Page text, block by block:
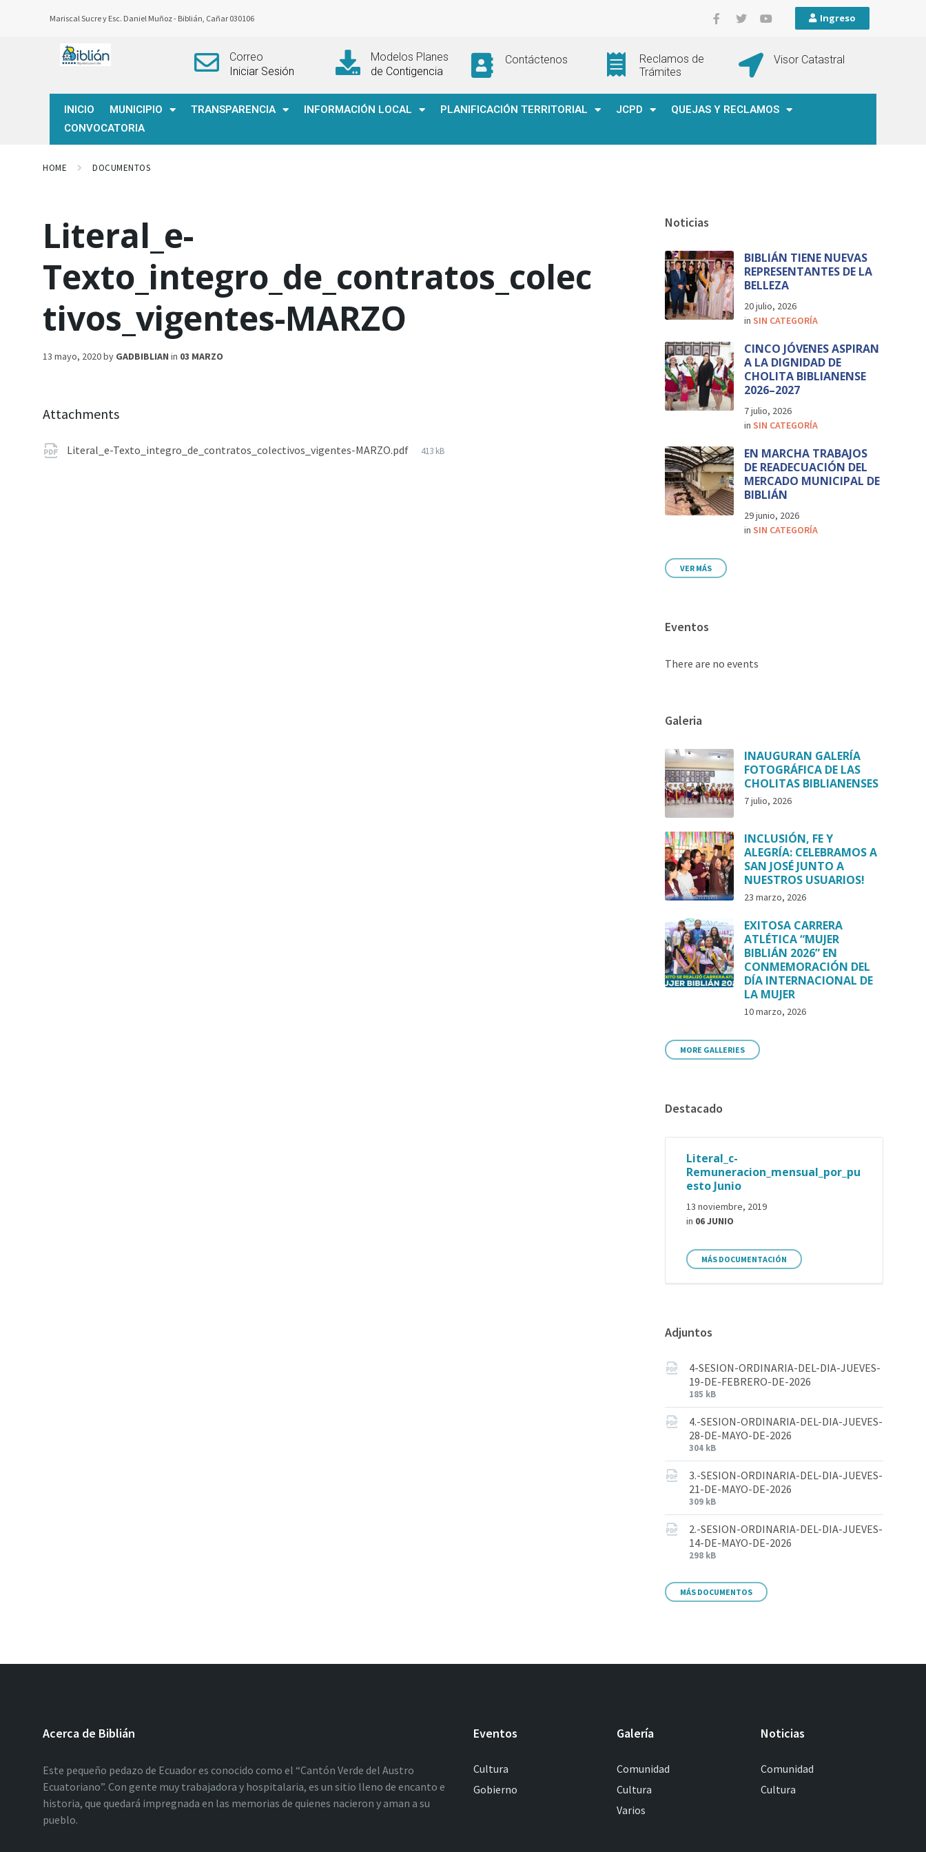
Mariscal Sucre y Esc. Daniel Muñoz - Biblián, Cañar 030106 Ingreso
Correo
Iniciar Sesión
Modelos Planes
de Contigencia
Contáctenos
Reclamos de
Trámites
Visor Catastral
INICIO MUNICIPIO TRANSPARENCIA INFORMACIÓN LOCAL PLANIFICACIÓN TERRITORIAL JCPD
QUEJAS Y RECLAMOS
CONVOCATORIA
HOME DOCUMENTOS
Literal_e-
Texto_integro_de_contratos_colec
tivos_vigentes-MARZO
13 mayo, 2020by GADBIBLIAN in 03 MARZO
Attachments
Literal_e-Texto_integro_de_contratos_colectivos_vigentes-MARZO.pdf 413 kB
Noticias
BIBLIÁN TIENE NUEVAS
REPRESENTANTES DE LA
BELLEZA
20 julio, 2026
inSIN CATEGORÍA
CINCO JÓVENES ASPIRAN
A LA DIGNIDAD DE
CHOLITA BIBLIANENSE
2026–2027
7 julio, 2026
inSIN CATEGORÍA
EN MARCHA TRABAJOS
DE READECUACIÓN DEL
MERCADO MUNICIPAL DE
BIBLIÁN
29 junio, 2026
inSIN CATEGORÍA
VER MÁS
Eventos
There are no events
Galeria
INAUGURAN GALERÍA
FOTOGRÁFICA DE LAS
CHOLITAS BIBLIANENSES
7 julio, 2026
INCLUSIÓN, FE Y
ALEGRÍA: CELEBRAMOS A
SAN JOSÉ JUNTO A
NUESTROS USUARIOS!
23 marzo, 2026
EXITOSA CARRERA
ATLÉTICA “MUJER
BIBLIÁN 2026” EN
CONMEMORACIÓN DEL
DÍA INTERNACIONAL DE
LA MUJER
10 marzo, 2026
MORE GALLERIES
Destacado
Literal_c-
Remuneracion_mensual_por_pu
esto Junio
13 noviembre, 2019
in 06 JUNIO
MÁS DOCUMENTACIÓN
Adjuntos
4-SESION-ORDINARIA-DEL-DIA-JUEVES-
19-DE-FEBRERO-DE-2026
185 kB
4.-SESION-ORDINARIA-DEL-DIA-JUEVES-
28-DE-MAYO-DE-2026
304 kB
3.-SESION-ORDINARIA-DEL-DIA-JUEVES-
21-DE-MAYO-DE-2026
309 kB
2.-SESION-ORDINARIA-DEL-DIA-JUEVES-
14-DE-MAYO-DE-2026
298 kB
MÁS DOCUMENTOS
Acerca de Biblián
Este pequeño pedazo de Ecuador es conocido como el “Cantón Verde del Austro
Ecuatoriano”. Con gente muy trabajadora y hospitalaria, es un sitio lleno de encanto e
historia, que quedará impregnada en las memorias de quienes nacieron y aman a su
pueblo.
Eventos
Cultura
Gobierno
Galería
Comunidad
Cultura
Varios
Noticias
Comunidad
Cultura